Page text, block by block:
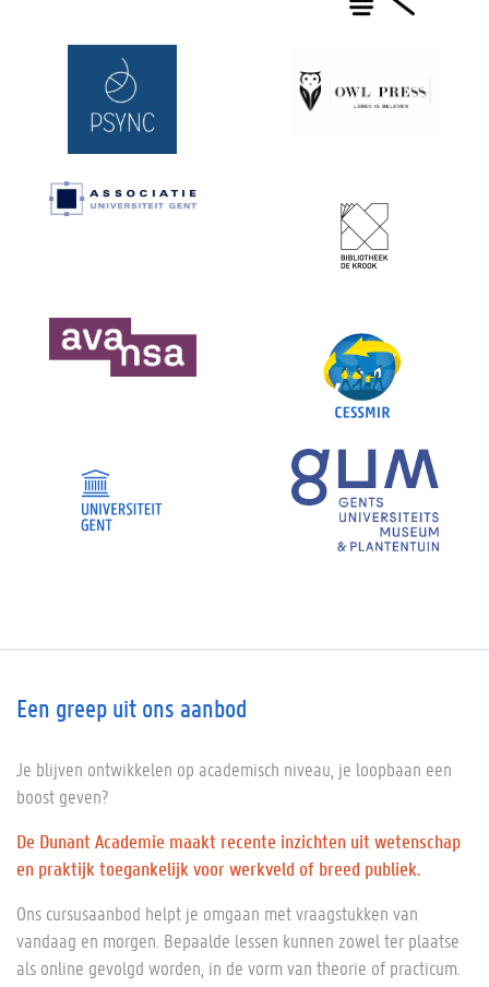
Een greep uit ons aanbod
Je blijven ontwikkelen op academisch niveau, je loopbaan een
boost geven?
De Dunant Academie maakt recente inzichten uit wetenschap
en praktijk toegankelijk voor werkveld of breed publiek.
Ons cursusaanbod helpt je omgaan met vraagstukken van
vandaag en morgen. Bepaalde lessen kunnen zowel ter plaatse
als online gevolgd worden, in de vorm van theorie of practicum.